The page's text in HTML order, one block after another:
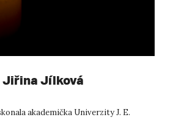
Jiřina Jílková
akademička Univerzity J. E.